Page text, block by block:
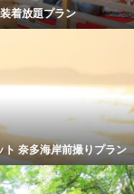
着放題プラン
奈多海岸前撮りプラン